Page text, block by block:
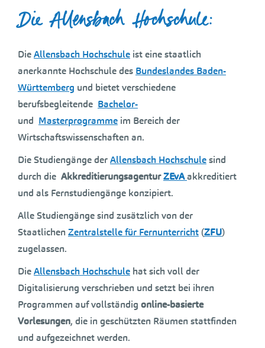
Die Allensbach Hochschule:
DieAllensbach Hochschule ist eine staatlich
anerkannte Hochschule des Bundeslandes Baden-
Württemberg und bietet verschiedene
berufsbegleitende Bachelor-
und Masterprogramme im Bereich der
Wirtschaftswissenschaften an.
Die Studiengänge derAllensbach Hochschulesind
durch die AkkreditierungsagenturZEvAakkreditiert
und als Fernstudiengänge konzipiert.
Alle Studiengänge sind zusätzlich von der
Staatlichen Zentralstelle für Fernunterricht (ZFU)
zugelassen.
DieAllensbach Hochschule hat sich voll der
Digitalisierung verschrieben und setzt bei ihren
Programmen auf vollständig online-basierte
Vorlesungen, die in geschützten Räumen stattfinden
und aufgezeichnet werden.